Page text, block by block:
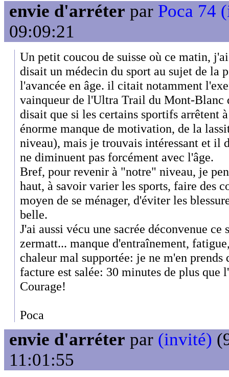
envie d'arréter par Poca 74
09:09:21
Un petit coucou de suisse où ce matin,
disait un médecin du sport au sujet de la
l'avancée en âge. il citait notamment
vainqueur de l'Ultra Trail du Mont-Blanc
disait que si les certains sportifs arrêtent
énorme manque de motivation, de la
niveau), mais je trouvais intéressant et il
ne diminuent pas forcément avec l'âge.
Bref, pour revenir à "notre" niveau, je
haut, à savoir varier les sports, faire des
moyen de se ménager, d'éviter les
belle.
J'ai aussi vécu une sacrée déconvenue ce
zermatt... manque d'entraînement,
chaleur mal supportée: je ne m'en
facture est salée: 30 minutes de plus que
Courage!
Poca
envie d'arréter par (invité)
11:01:55